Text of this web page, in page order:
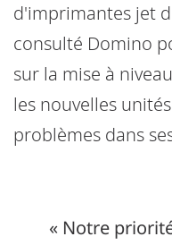
d'imprimantes jet
consulté Domino
sur la mise à
les nouvelles
problèmes dans
« Notre